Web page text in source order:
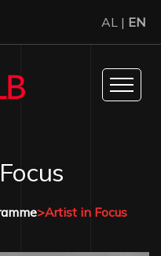
AL | EN
>Artist in Focus